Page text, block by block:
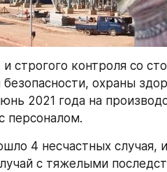
и строгого контроля со
охраны
2021 года на
персоналом.
4 несчастных случая,
с тяжелыми